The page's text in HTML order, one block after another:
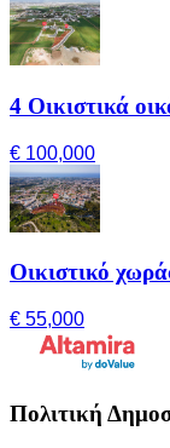
4 Οικιστικά
€ 100,000
Οικιστικό
€ 55,000
Πολιτική